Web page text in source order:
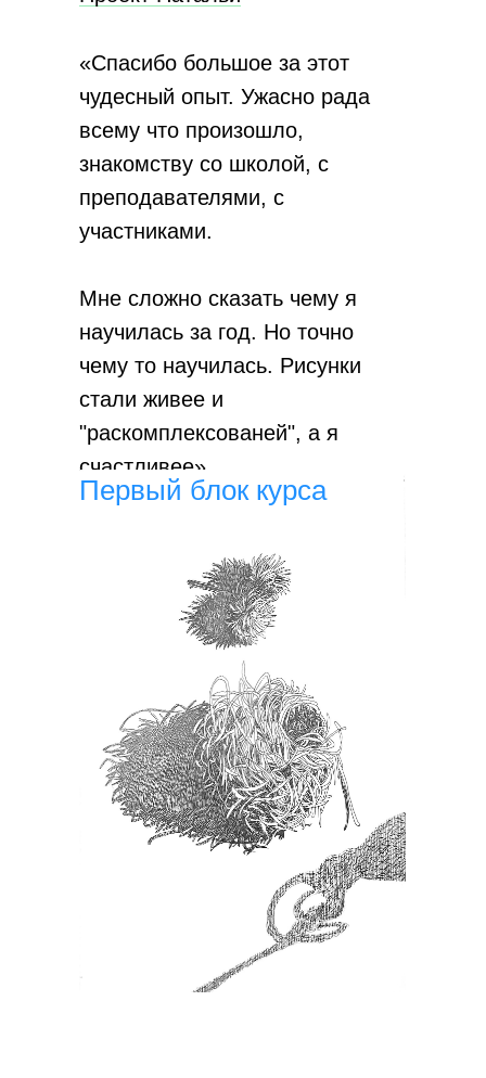
«Спасибо большое за этот
чудесный опыт. Ужасно рада
всему что произошло,
знакомству со школой, с
преподавателями, с
участниками.
Мне сложно сказать чему я
научилась за год. Но точно
чему то научилась. Рисунки
стали живее и
"раскомплексованей", а я
счастливее».
Первый блок курса